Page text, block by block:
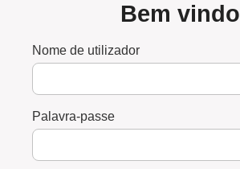
Bem vindo
Nome de utilizador
Palavra-passe